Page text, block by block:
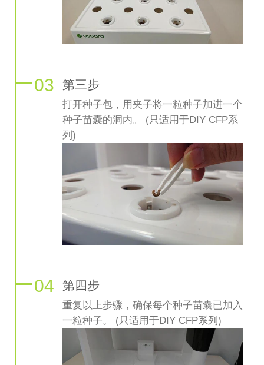
03 第三步
打开种子包，用夹子将一粒​种子加进一个
种子苗囊的洞内。 (只适用于DIY CFP系
列)
04 第四步
重复以上步骤，确保每个种子苗囊已加入
一粒种子。 (只适用于DIY CFP系列)